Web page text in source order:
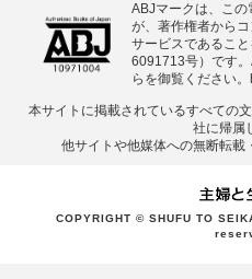
ABJマークは、こ
が、著作権者から
サービスであるこ
6091713号）です
らを御覧ください。
本サイトに掲載されているすべての
社に帰属
他サイトや他媒体への無断転載
COPYRIGHT © SHUFU TO